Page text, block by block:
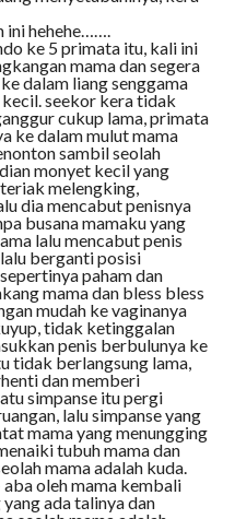
ini hehehe…….
ke 5 primata itu, kali ini
mama dan segera
dalam liang senggama
seekor kera tidak
cukup lama, primata
ke dalam mulut mama
sambil seolah
monyet kecil yang
melengking,
dia mencabut penisnya
busana mamaku yang
lalu mencabut penis
berganti posisi
paham dan
mama dan bless bless
mudah ke vaginanya
tidak ketinggalan
penis berbulunya ke
tidak berlangsung lama,
dan memberi
simpanse itu pergi
lalu simpanse yang
mama yang menungging
tubuh mama dan
mama adalah kuda.
oleh mama kembali
ada talinya dan